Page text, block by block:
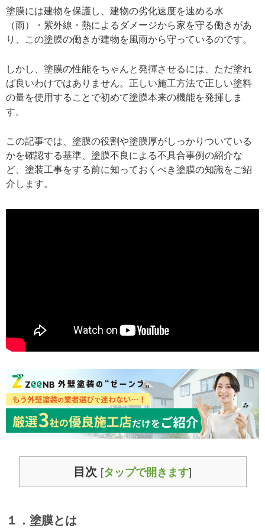
塗膜には建物を保護し、建物の劣化速度を速める水
（雨）・紫外線・熱によるダメージから家を守る働きがあ
り、この塗膜の働きが建物を風雨から守っているのです。
しかし、塗膜の性能をちゃんと発揮させるには、ただ塗れ
ば良いわけではありません。正しい施工方法で正しい塗料
の量を使用することで初めて塗膜本来の機能を発揮しま
す。
この記事では、塗膜の役割や塗膜厚がしっかりついている
かを確認する基準、塗膜不良による不具合事例の紹介な
ど、塗装工事をする前に知っておくべき塗膜の知識をご紹
介します。
目次 [タップで開きます]
１．塗膜とは